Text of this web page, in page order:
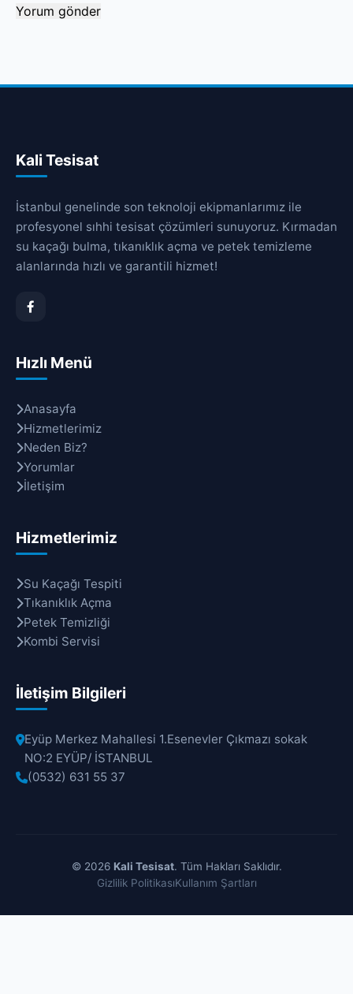
Kali Tesisat
İstanbul genelinde son teknoloji ekipmanlarımız ile
profesyonel sıhhi tesisat çözümleri sunuyoruz. Kırmadan
su kaçağı bulma, tıkanıklık açma ve petek temizleme
alanlarında hızlı ve garantili hizmet!
Hızlı Menü
Anasayfa
Hizmetlerimiz
Neden Biz?
Yorumlar
İletişim
Hizmetlerimiz
Su Kaçağı Tespiti
Tıkanıklık Açma
Petek Temizliği
Kombi Servisi
İletişim Bilgileri
Eyüp Merkez Mahallesi 1.Esenevler Çıkmazı sokak
NO:2 EYÜP/ İSTANBUL
(0532) 631 55 37
© 2026 Kali Tesisat. Tüm Hakları Saklıdır.
Gizlilik PolitikasıKullanım Şartları